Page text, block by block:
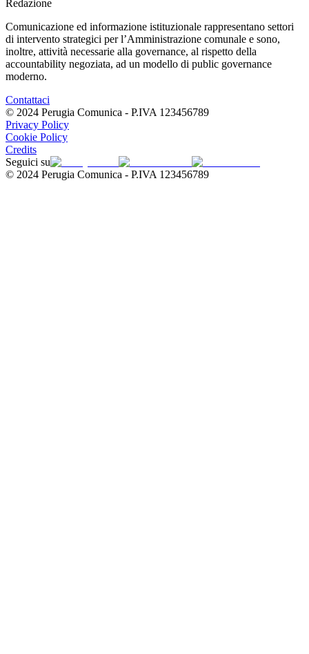
Redazione
Comunicazione ed informazione istituzionale rappresentano settori
di intervento strategici per l’Ammini­strazione comunale e sono,
inoltre, attività necessarie alla governance, al rispetto della
accountability negoziata, ad un modello di public governance
moderno.
Contattaci
© 2024 Perugia Comunica - P.IVA 123456789
Privacy Policy
Cookie Policy
Credits
Seguici su
© 2024 Perugia Comunica - P.IVA 123456789